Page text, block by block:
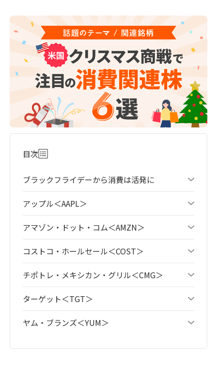
目次
ブラックフライデーから消費は活発に
アップル＜AAPL＞
アマゾン・ドット・コム＜AMZN＞
コストコ・ホールセール＜COST＞
チポトレ・メキシカン・グリル＜CMG＞
ターゲット＜TGT＞
ヤム・ブランズ＜YUM＞